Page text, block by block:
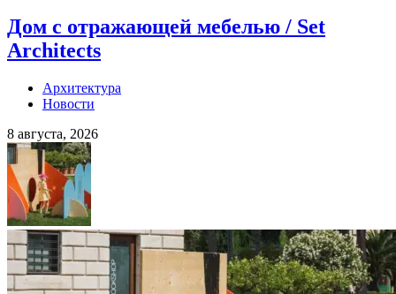
Дом с отражающей мебелью / Set
Architects
Архитектура
Новости
8 августа, 2026